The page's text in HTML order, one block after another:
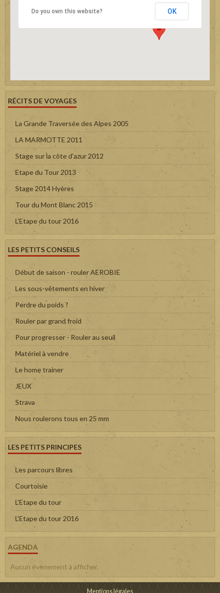
Do you own this website? OK
RÉCITS DE VOYAGES
La Grande Traversée des Alpes 2005
LA MARMOTTE 2011
Stage sur la côte d'azur 2012
Etape du Tour 2013
Stage 2014 Hyères
Tour du Mont Blanc 2015
L'Etape du tour 2016
LES PETITS CONSEILS
Début de saison - rouler AEROBIE
Les sous-vêtements en hiver
Perdre du poids ?
Rouler par grand froid
Pour progresser - Rouler au seuil
Matériel à vendre
Le home trainer
JEUX
Strava
Nous roulerons tous en 25 mm
LES PETITS PRINCIPES
Les parcours libres
Courtoisie
L'Etape du tour
L'Etape du tour 2016
AGENDA
Aucun évènement à afficher.
Mentions légales